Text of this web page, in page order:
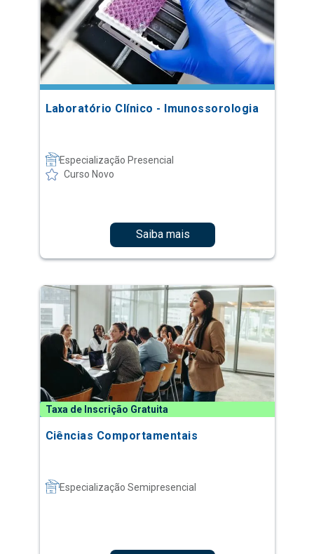
Laboratório Clínico - Imunossorologia
Especialização Presencial
Curso Novo
Saiba mais
Taxa de Inscrição Gratuita
Ciências Comportamentais
Especialização Semipresencial